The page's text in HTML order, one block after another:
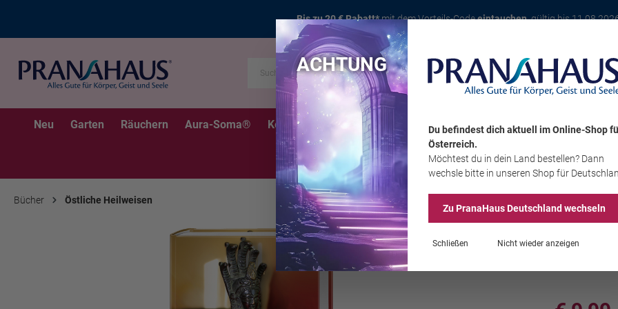
Bis zu 20 € Rabatt*mit dem Vorteils-Codeeintauchen, gültig bis
Karte
Neu Garten Räuchern Aura-Soma® Kerzen Schmuck Edelsteine Wohnambiente
Sale
Bücher Östliche Heilweisen
ACHTUNG
Du befindest dich aktuell im Online-Shop
Österreich.
Möchtest du in dein Land bestellen? Dann
wechsle bitte in unseren Shop für
Zu PranaHausDeutschland wechseln
Schließen Nicht wieder anzeigen